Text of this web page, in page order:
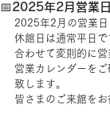
📅2025年2月営業
2025年2月の営業日
休館日は通常平日
合わせて変則的に営
営業カレンダーを
致します。
皆さまのご来館をお